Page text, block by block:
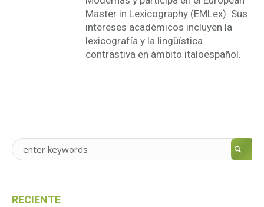
Master in Lexicography (EMLex). Sus
intereses académicos incluyen la
lexicografía y la lingüística
contrastiva en ámbito italoespañol.
RECIENTE